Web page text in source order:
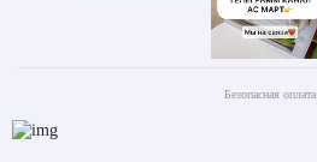
Безопасная оплата